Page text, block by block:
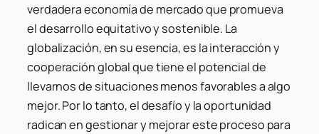
verdadera economía de mercado que promueva
el desarrollo equitativo y sostenible. La
globalización, en su esencia, es la interacción y
cooperación global que tiene el potencial de
llevarnos de situaciones menos favorables a algo
mejor. Por lo tanto, el desafío y la oportunidad
radican en gestionar y mejorar este proceso para